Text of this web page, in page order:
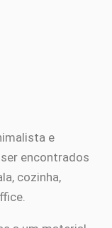
e
encontrados
cozinha,